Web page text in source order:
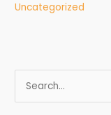
Uncategorized
e